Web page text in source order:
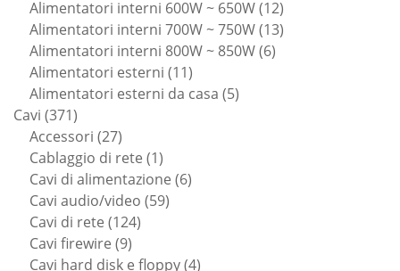
prodotti
Alimentatori interni 600W ~ 650W 1212
prodotti
Alimentatori interni 700W ~ 750W 1313
Alimentatori interni 800W ~ 850W 66
Alimentatori esterni 1111
prodotti
Alimentatori esterni da casa 55
Cavi 371371
prodotti
Accessori 2727
prodotti
Cablaggio di rete 11
prodotto
Cavi di alimentazione 66
Cavi audio/video 5959
Cavi di rete 124124
Cavi firewire 99
prodotti
Cavi hard disk e floppy 44